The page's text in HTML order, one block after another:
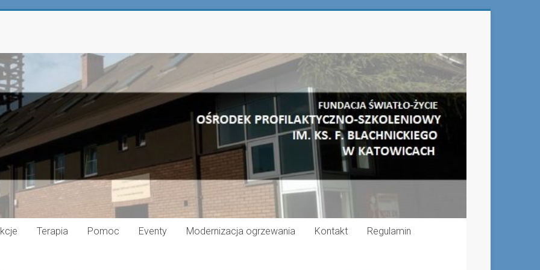
Terapia Pomoc Eventy Modernizacja ogrzewania Kontakt Regulamin